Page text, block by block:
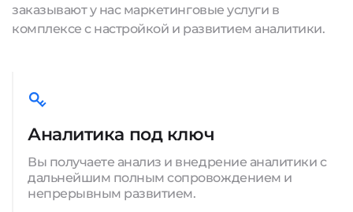
заказывают у нас маркетинговые услуги в
комплексе с настройкой и развитием аналитики.
Аналитика под ключ
Вы получаете анализ и внедрение аналитики с
дальнейшим полным сопровождением и
непрерывным развитием.